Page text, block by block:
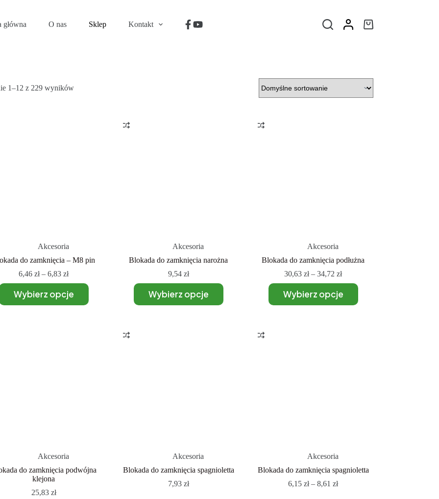
główna O nas Sklep Kontakt
1–12 z 229 wyników
Akcesoria
do zamknięcia – M8 pin
6,46zł–6,83zł
Wybierz opcje
Akcesoria
Blokada do zamknięcia narożna
9,54 zł
Wybierz opcje
Akcesoria
Blokada do zamknięcia podłużna
30,63zł–34,72zł
Wybierz opcje
Akcesoria
do zamknięcia podwójna
klejona
25,83 zł
Akcesoria
Blokada do zamknięcia spagnioletta
7,93 zł
Akcesoria
Blokada do zamknięcia spagnioletta
6,15zł–8,61zł